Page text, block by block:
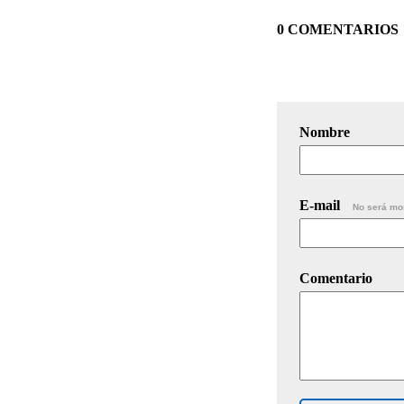
0 COMENTARIOS
Nombre
E-mail No será
Comentario